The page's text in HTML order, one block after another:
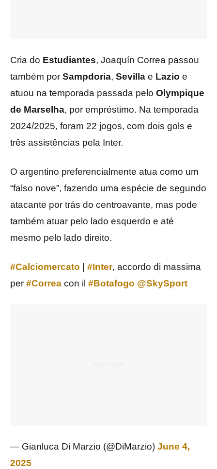
Cria do Estudiantes, Joaquín Correa passou
também por Sampdoria, Sevilla e Lazio e
atuou na temporada passada pelo Olympique
de Marselha, por empréstimo. Na temporada
2024/2025, foram 22 jogos, com dois gols e
três assistências pela Inter.
O argentino preferencialmente atua como um
“falso nove”, fazendo uma espécie de segundo
atacante por trás do centroavante, mas pode
também atuar pelo lado esquerdo e até
mesmo pelo lado direito.
#Calciomercato #Inter, accordo di massima
per #Correa con il #Botafogo @SkySport
— Gianluca Di Marzio (@DiMarzio) June 4,
2025